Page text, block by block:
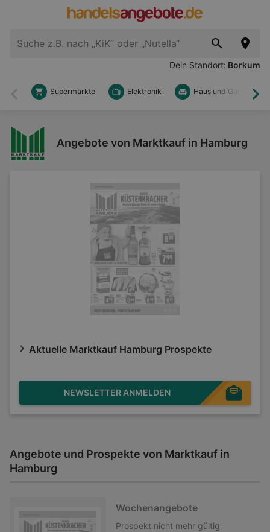
Dein Standort: Borkum
Zurück
Supermärkte Elektronik Haus und Garten
Angebote von Marktkauf in Hamburg
Aktuelle Marktkauf Hamburg Prospekte
NEWSLETTER ANMELDEN
Angebote und Prospekte von Marktkauf in
Hamburg
Wochenangebote
Prospekt nicht mehr gültig